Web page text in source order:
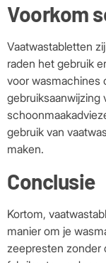
Voorkom
Vaatwastabletten
raden het gebruik
voor wasmachines
gebruiksaanwijzing
gebruik van
maken.
Conclusie
Kortom,
manier om je
zeepresten zonder